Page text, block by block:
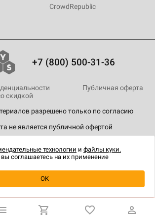
Уведомить о наличии
CrowdRepublic
+7 (800) 500-31-36
разрешено только по согласию
не является публичной офертой
Публичная оферта
скидкой
технологии и файлы куки.
соглашаетесь на их применение
OK